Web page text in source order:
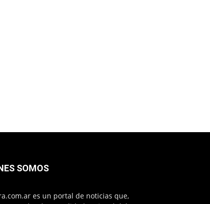
SOMOS
es un portal de noticias que,